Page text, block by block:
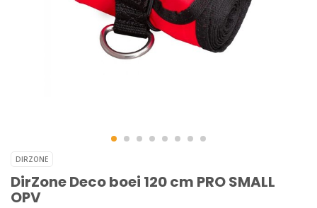
DIRZONE
DirZone Deco boei 120 cm PRO SMALL
OPV